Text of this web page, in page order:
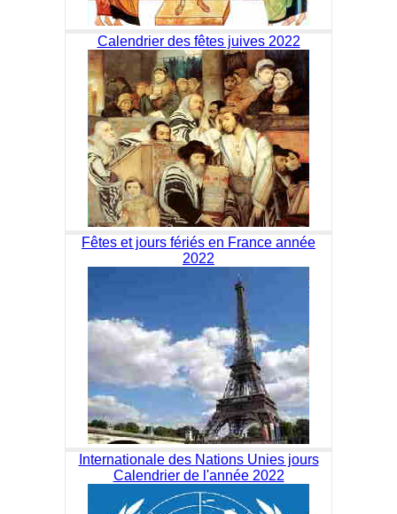
Calendrier des fêtes juives 2022
Fêtes et jours fériés en France année
2022
Internationale des Nations Unies jours
Calendrier de l'année 2022